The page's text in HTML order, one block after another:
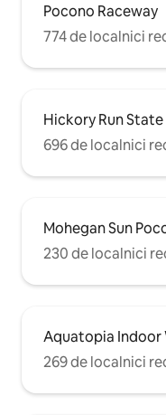
Pocono Raceway
774 de localnici
Hickory Run State
696 de localnici
Mohegan Sun
230 de localnici
Aquatopia Indoor
269 de localnici